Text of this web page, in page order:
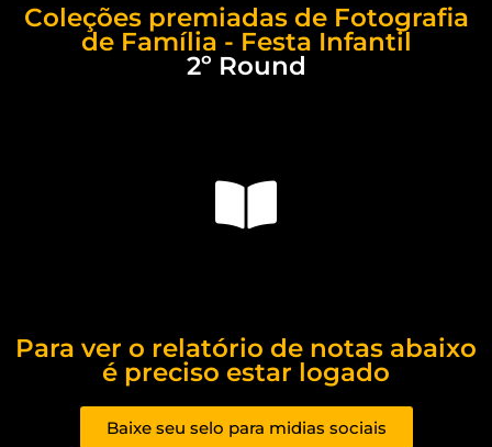
Coleções premiadas de Fotografia
de Família - Festa Infantil
2º Round
Para ver o relatório de notas abaixo
é preciso estar logado
Baixe seu selo para midias sociais